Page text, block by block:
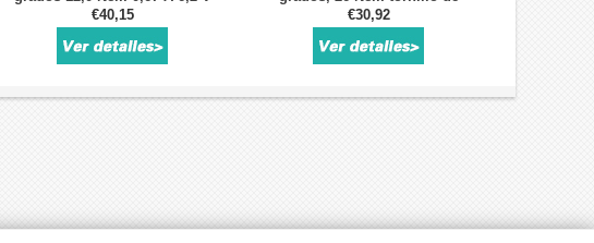
Tornillo de avance 100 mm
€40,15
avance de 12 V, 150 mm
€30,92